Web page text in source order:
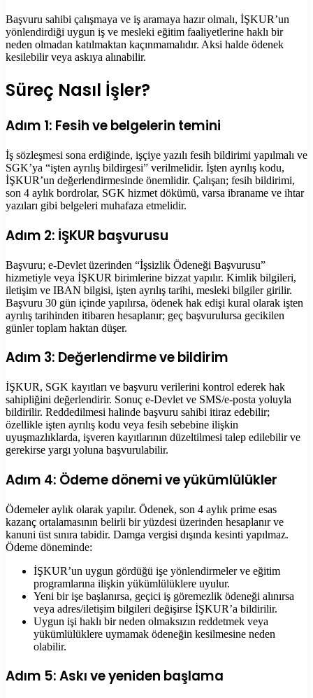
Başvuru sahibi çalışmaya ve iş aramaya hazır olmalı, İŞKUR’un
yönlendirdiği uygun iş ve mesleki eğitim faaliyetlerine haklı bir
neden olmadan katılmaktan kaçınmamalıdır. Aksi halde ödenek
kesilebilir veya askıya alınabilir.
Süreç Nasıl İşler?
Adım 1: Fesih ve belgelerin temini
İş sözleşmesi sona erdiğinde, işçiye yazılı fesih bildirimi yapılmalı ve
SGK’ya “işten ayrılış bildirgesi” verilmelidir. İşten ayrılış kodu,
İŞKUR’un değerlendirmesinde önemlidir. Çalışan; fesih bildirimi,
son 4 aylık bordrolar, SGK hizmet dökümü, varsa ibraname ve ihtar
yazıları gibi belgeleri muhafaza etmelidir.
Adım 2: İŞKUR başvurusu
Başvuru; e-Devlet üzerinden “İşsizlik Ödeneği Başvurusu”
hizmetiyle veya İŞKUR birimlerine bizzat yapılır. Kimlik bilgileri,
iletişim ve IBAN bilgisi, işten ayrılış tarihi, mesleki bilgiler girilir.
Başvuru 30 gün içinde yapılırsa, ödenek hak edişi kural olarak işten
ayrılış tarihinden itibaren hesaplanır; geç başvurulursa gecikilen
günler toplam haktan düşer.
Adım 3: Değerlendirme ve bildirim
İŞKUR, SGK kayıtları ve başvuru verilerini kontrol ederek hak
sahipliğini değerlendirir. Sonuç e-Devlet ve SMS/e-posta yoluyla
bildirilir. Reddedilmesi halinde başvuru sahibi itiraz edebilir;
özellikle işten ayrılış kodu veya fesih sebebine ilişkin
uyuşmazlıklarda, işveren kayıtlarının düzeltilmesi talep edilebilir ve
gerekirse yargı yoluna başvurulabilir.
Adım 4: Ödeme dönemi ve yükümlülükler
Ödemeler aylık olarak yapılır. Ödenek, son 4 aylık prime esas
kazanç ortalamasının belirli bir yüzdesi üzerinden hesaplanır ve
kanuni üst sınıra tabidir. Damga vergisi dışında kesinti yapılmaz.
Ödeme döneminde:
İŞKUR’un uygun gördüğü işe yönlendirmeler ve eğitim
programlarına ilişkin yükümlülüklere uyulur.
Yeni bir işe başlanırsa, geçici iş göremezlik ödeneği alınırsa
veya adres/iletişim bilgileri değişirse İŞKUR’a bildirilir.
Uygun işi haklı bir neden olmaksızın reddetmek veya
yükümlülüklere uymamak ödeneğin kesilmesine neden
olabilir.
Adım 5: Askı ve yeniden başlama